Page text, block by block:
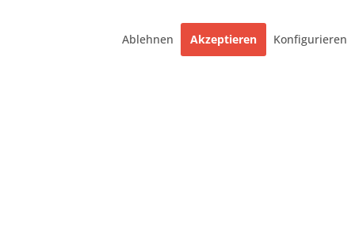
Ablehnen Akzeptieren Konfigurieren